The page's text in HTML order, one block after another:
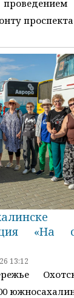
«На
13:12